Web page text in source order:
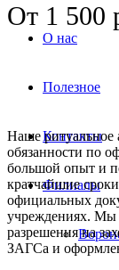
О нас
Полезное
Контакты
Филиалы
От 1 500
Наше ритуальное
обязанности по
большой опыт и
кратчайшие
официальных
учреждениях. Мы
разрешения на
ЗАГСа и